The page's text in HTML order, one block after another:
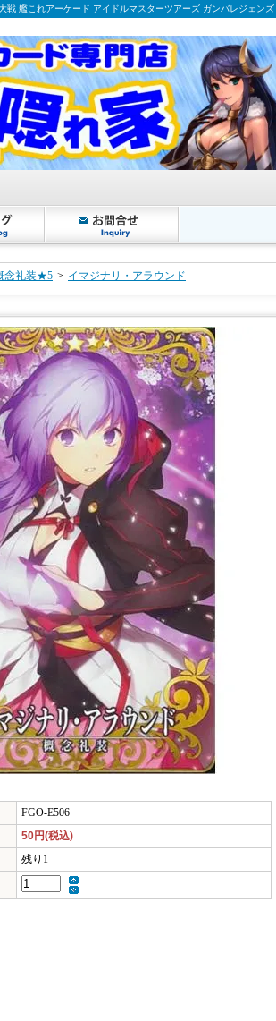
艦これアーケード アイドルマスターツアーズ ガンバレジェ
念礼装★5 > イマジナリ・アラウンド
FGO-E506
50円(税込)
残り1